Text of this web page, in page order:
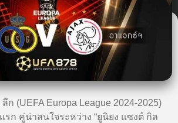
ก (UEFA Europa League 2024-2025)
รก คู่น่าสนใจระหว่าง “ยูนิยง แซงต์ กิล